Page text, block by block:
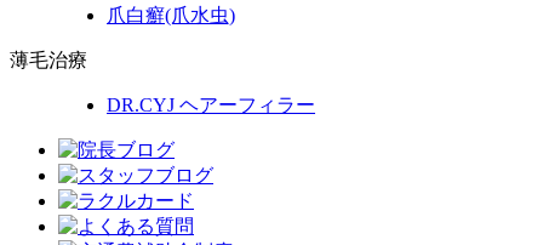
爪白癬(爪水虫)
薄毛治療
DR.CYJ ヘアーフィラー